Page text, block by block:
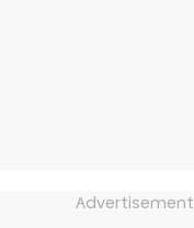
Advertisement